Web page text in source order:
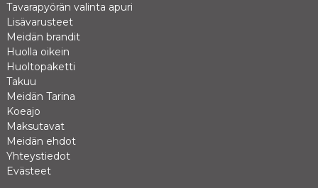
Tavarapyörän valinta apuri
Lisävarusteet
Meidän brandit
Huolla oikein
Huoltopaketti
Takuu
Meidän Tarina
Koeajo
Maksutavat
Meidän ehdot
Yhteystiedot
Evästeet